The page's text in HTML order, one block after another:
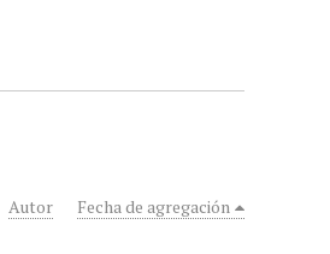
Autor Fecha de agregación